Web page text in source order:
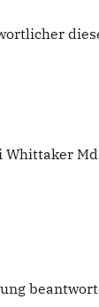
Whittaker